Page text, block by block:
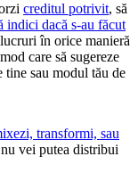
creditul potrivit, să
indici dacă s-au făcut
în orice manieră
care să sugereze
sau modul tău de
transformi, sau
vei putea distribui